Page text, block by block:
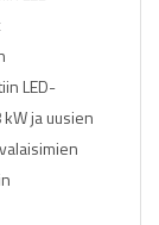
LED-
ja uusien